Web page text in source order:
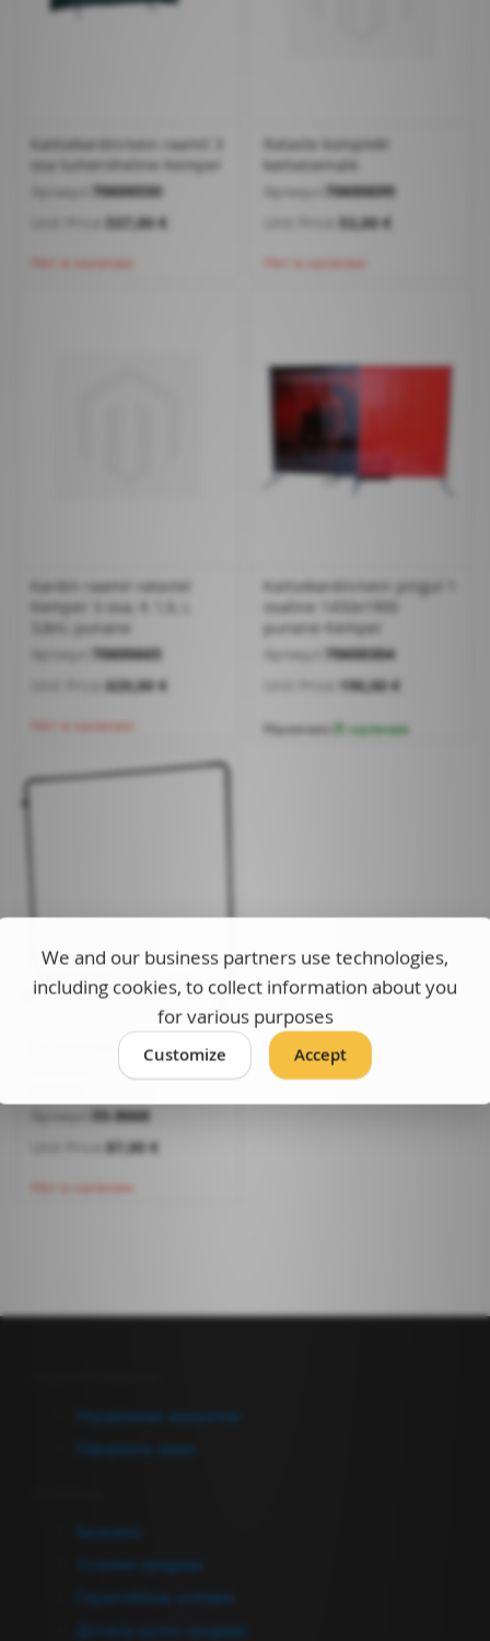
We and our business partners use technologies,
including cookies, to collect information about you
for various purposes
Customize Accept
Kaitsekardin/sein raamil 3
osa tumeroheline Kemper
Артикул:
70600550
537,00 €
Нет в наличии
Rataste komplekt
kaitseseinale
Артикул: 70600699
53,00 €
Нет в наличии
Kardin raamil ratastel
Kemper 3 osa; K 1,9, L
3,8m; punane
Артикул:
70600665
Unit Price:620,00 €
Нет в наличии
Kaitsekardin/sein pingul 1
osaline 1450x1900
punane Kemper
Артикул: 70600304
190,00 €
Наличие:В наличии
Kaitsekardina raam
1,8x1,8m/ 1,8x2,4m,
55-8668
87,00 €
Нет в наличии
Управление аккаунтом
Оформить заказ
Каталоги
Условия продажи
Гарантийные условия
Договор купли-продажи